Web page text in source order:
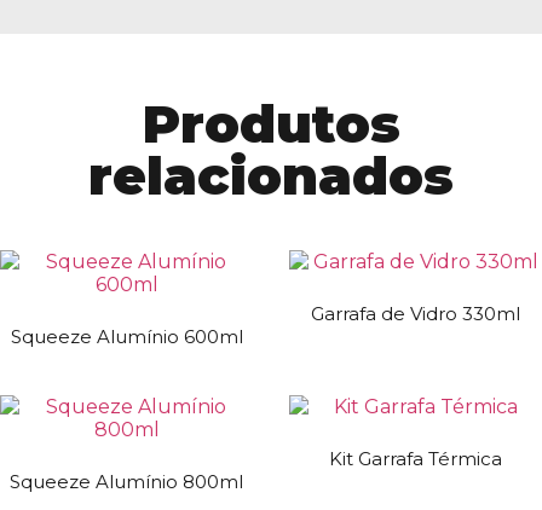
Produtos
relacionados
Squeeze Alumínio 600ml
Garrafa de Vidro 330ml
Squeeze Alumínio 800ml
Kit Garrafa Térmica